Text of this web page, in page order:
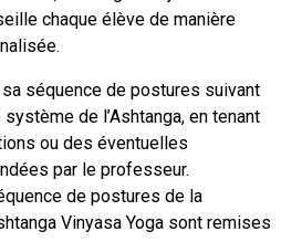
chaque élève de manière
séquence de postures suivant
de l’Ashtanga, en tenant
ou des éventuelles
par le professeur.
de postures de la
Vinyasa Yoga sont remises